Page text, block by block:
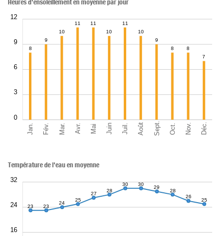
Jan. Fév. Mar. Avr. Mai Juin Juil. Août Sept. Oct. Nov. Déc.
0
3
6
9
12
Heures d'ensoleillement en moyenne par jour
8
9
10
11
11
10
11
10
9
8
8
7
16
24
32
Température de l'eau en moyenne
23 23
24
25
27
28
30 30
29
28
26
25